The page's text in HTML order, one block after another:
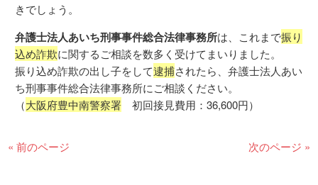
きでしょう。
弁護士法人あいち刑事事件総合法律事務所は、これまで振り
込め詐欺に関するご相談を数多く受けてまいりました。
振り込め詐欺の出し子をして逮捕されたら、弁護士法人あい
ち刑事事件総合法律事務所にご相談ください。
（大阪府豊中南警察署 初回接見費用：36,600円）
« 前のページ 次のページ »